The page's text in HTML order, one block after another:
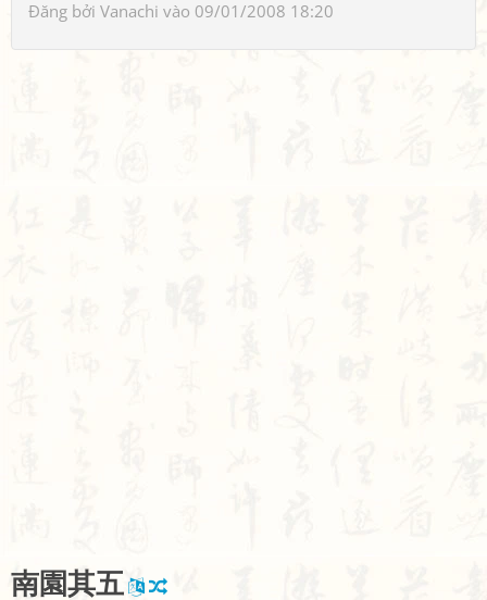
Đăng bởi Vanachi vào 09/01/2008 18:20
南園其五